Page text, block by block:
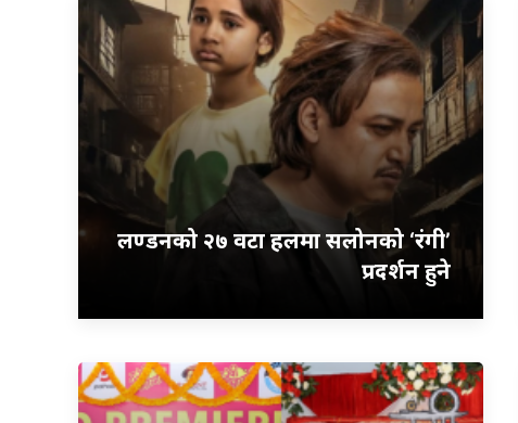
लण्डनको २७ वटा हलमा सलोनको ‘रंगी’
प्रदर्शन हुने